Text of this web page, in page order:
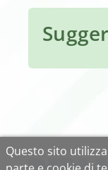
Questo sito